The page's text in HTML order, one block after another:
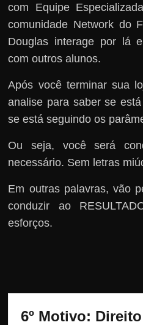
com Equipe
comunidade Network do
Douglas interage por lá
com outros alunos.
Após você terminar sua
analise para saber se
se está seguindo os
Ou seja, você será
necessário. Sem letras
Em outras palavras, vão
conduzir ao
esforços.
6º Motivo: